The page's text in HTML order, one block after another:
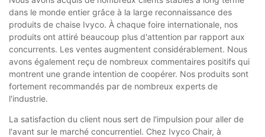
dans le monde entier grâce à la large reconnaissance des
produits de chaise Ivyco. À chaque foire internationale, nos
produits ont attiré beaucoup plus d'attention par rapport aux
concurrents. Les ventes augmentent considérablement. Nous
avons également reçu de nombreux commentaires positifs qui
montrent une grande intention de coopérer. Nos produits sont
fortement recommandés par de nombreux experts de
l'industrie.
La satisfaction du client nous sert de l'impulsion pour aller de
l'avant sur le marché concurrentiel. Chez Ivyco Chair, à